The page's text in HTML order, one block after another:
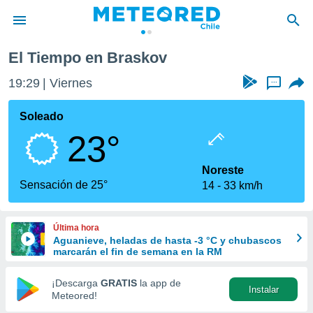
de
por
que se
calidad.
a este
las
y
forma
digital
basada
El Tiempo en Braskov
19:29 Viernes ...
Soleado
23°
Sensación de 25°
Noreste
14
33 km/h
Última hora
Aguanieve, heladas de hasta -3 °C y chubascos
marcarán el fin de semana en la RM
¡Descarga GRATIS la app de
Meteored!
Instalar